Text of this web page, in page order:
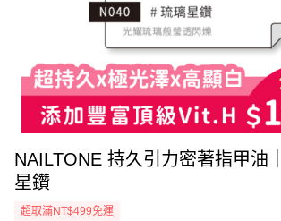
NAILTONE 持久引力密著指甲油
星鑽
超取滿NT$499免運